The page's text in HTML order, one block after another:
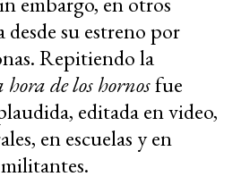
su estreno por
Repitiendo la
hora de los hornosfue
editada en video,
en escuelas y en